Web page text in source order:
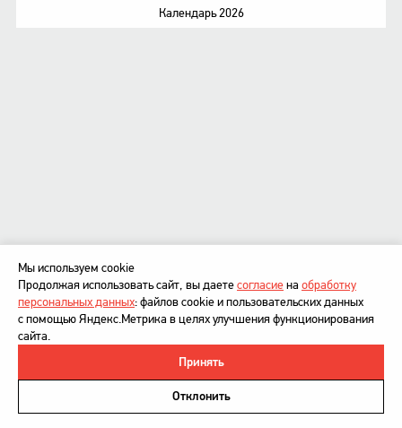
Календарь 2026
Политика в отношении обработки персональных данных
Напишите нам
Мы используем cookie
Продолжая использовать сайт, вы даетесогласиена обработку
персональных данных: файлов cookie и пользовательских данных
с помощью Яндекс.Метрика в целях улучшения функционирования
сайта.
Принять
Отклонить